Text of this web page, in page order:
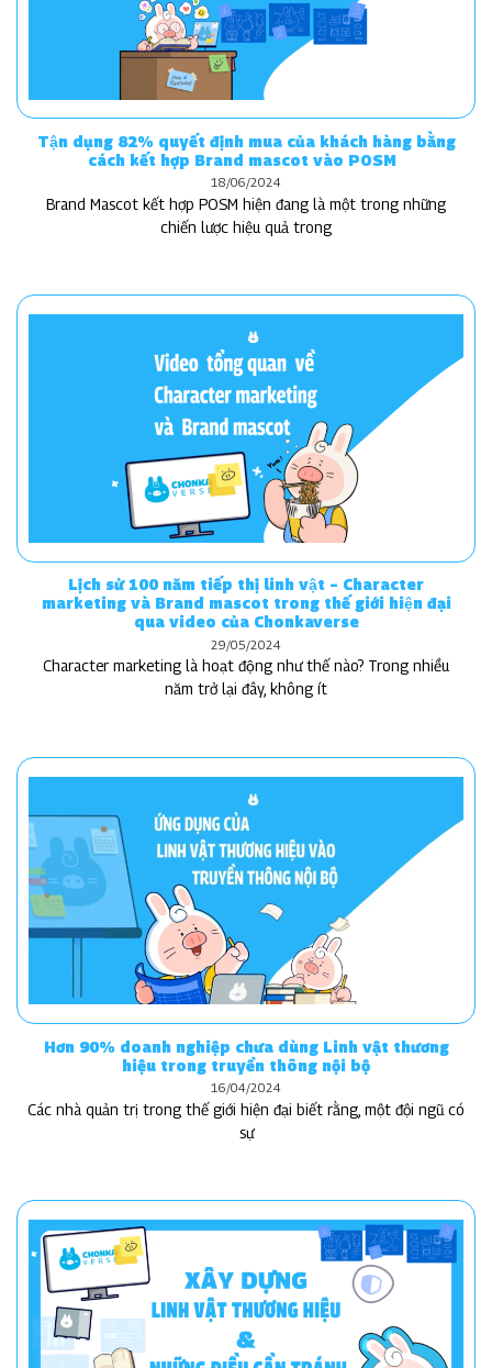
Tận dụng 82% quyết định mua của khách hàng bằng
cách kết hợp Brand mascot vào POSM
18/06/2024
Brand Mascot kết hợp POSM hiện đang là một trong những
chiến lược hiệu quả trong
Lịch sử 100 năm tiếp thị linh vật – Character
marketing và Brand mascot trong thế giới hiện đại
qua video của Chonkaverse
29/05/2024
Character marketing là hoạt động như thế nào? Trong nhiều
năm trở lại đây, không ít
Hơn 90% doanh nghiệp chưa dùng Linh vật thương
hiệu trong truyền thông nội bộ
16/04/2024
Các nhà quản trị trong thế giới hiện đại biết rằng, một đội ngũ có
sự